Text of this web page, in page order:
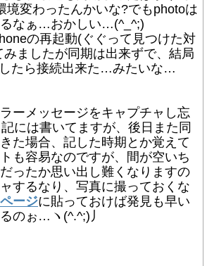
境変わったんかいな?でもphotoは
なぁ…おかしい…(^_^;)
の再起動(ぐぐって見つけた対
ましたが同期は出来ずで、結局
たら接続出来た…みたいな…
ーメッセージをキャプチャし忘
には書いてますが、後日また同
た場合、記した時期とか覚えて
も容易なのですが、間が空いち
ったか思い出し難くなりますの
するなり、写真に撮っておくな
ージに貼っておけば発見も早い
のぉ…ヽ(^.^;)丿